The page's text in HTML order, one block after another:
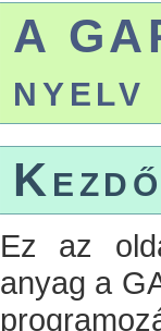
A
nyelv
Ez az
anyag a